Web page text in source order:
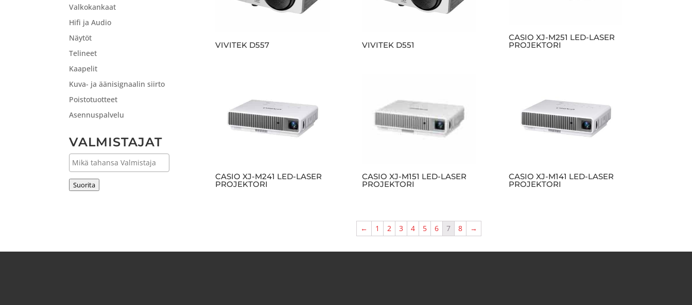
VIVITEK D557 VIVITEK D551
CASIO XJ-M251 LED-LASER
PROJEKTORI
CASIO XJ-M241 LED-LASER
PROJEKTORI
CASIO XJ-M151 LED-LASER
PROJEKTORI
CASIO XJ-M141 LED-LASER
PROJEKTORI
← 1 2 3 4 5 6 7 8 →
Valkokankaat
Hifi ja Audio
Näytöt
Telineet
Kaapelit
Kuva- ja äänisignaalin siirto
Poistotuotteet
Asennuspalvelu
VALMISTAJAT
Suorita